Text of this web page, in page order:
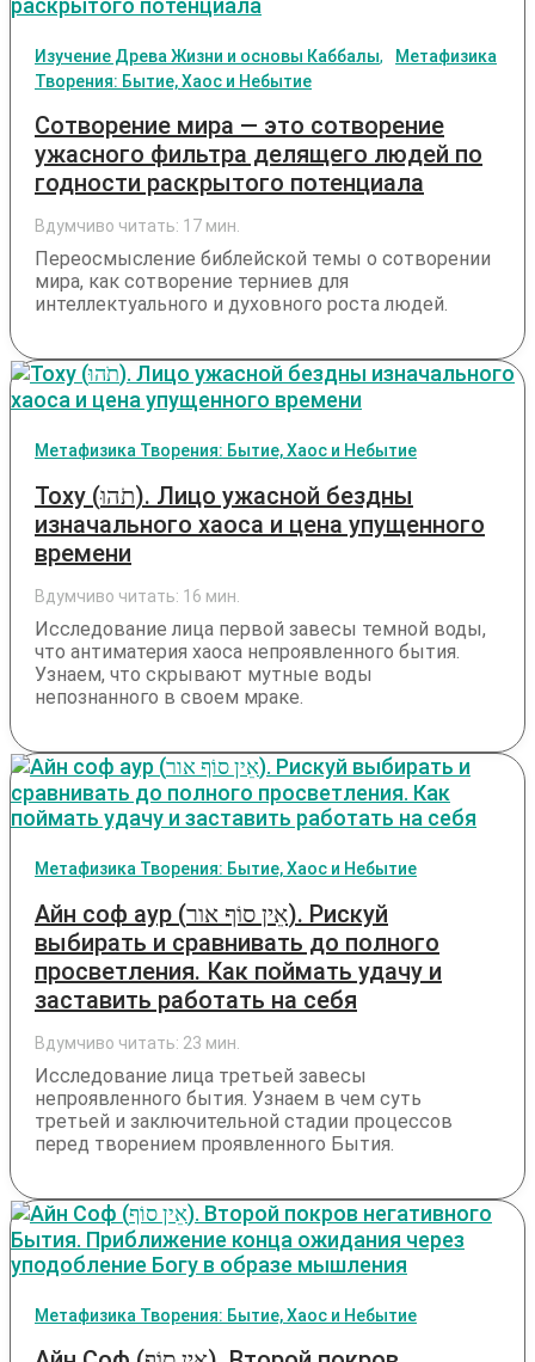
Изучение Древа Жизни и основы Каббалы
Метафизика
Творения: Бытие, Хаос и Небытие
Сотворение мира — это сотворение
ужасного фильтра делящего людей по
годности раскрытого потенциала
Вдумчиво читать: 17 мин.
Переосмысление библейской темы о сотворении
мира, как сотворение терниев для
интеллектуального и духовного роста людей.
Метафизика Творения: Бытие, Хаос и Небытие
Тоху (תֹהוּ). Лицо ужасной бездны
изначального хаоса и цена упущенного
времени
Вдумчиво читать: 16 мин.
Исследование лица первой завесы темной воды,
что антиматерия хаоса непроявленного бытия.
Узнаем, что скрывают мутные воды
непознанного в своем мраке.
Метафизика Творения: Бытие, Хаос и Небытие
Айн соф аур (‏אֵין סוֹף אור‏‎). Рискуй
выбирать и сравнивать до полного
просветления. Как поймать удачу и
заставить работать на себя
Вдумчиво читать: 23 мин.
Исследование лица третьей завесы
непроявленного бытия. Узнаем в чем суть
третьей и заключительной стадии процессов
перед творением проявленного Бытия.
Метафизика Творения: Бытие, Хаос и Небытие